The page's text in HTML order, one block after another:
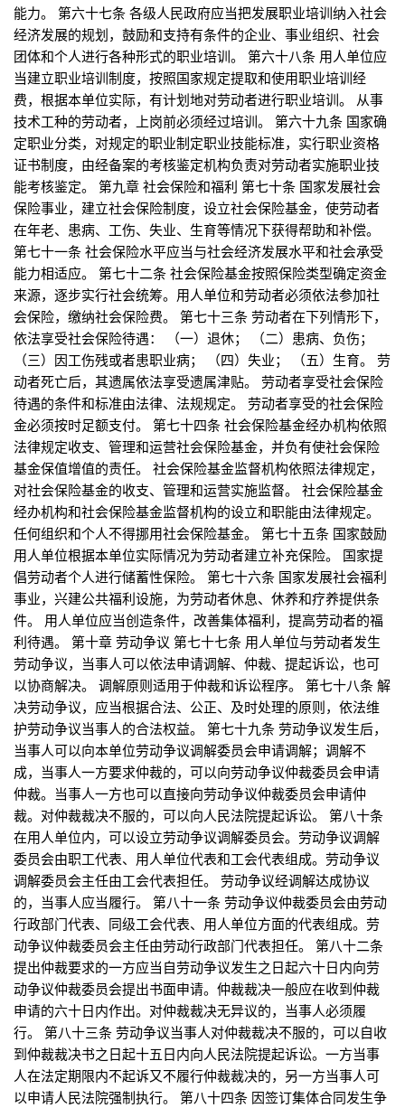
能力。 第六十七条 各级人民政府应当把发展职业培训纳入社会
经济发展的规划，鼓励和支持有条件的企业、事业组织、社会
团体和个人进行各种形式的职业培训。 第六十八条 用人单位应
当建立职业培训制度，按照国家规定提取和使用职业培训经
费，根据本单位实际，有计划地对劳动者进行职业培训。 从事
技术工种的劳动者，上岗前必须经过培训。 第六十九条 国家确
定职业分类，对规定的职业制定职业技能标准，实行职业资格
证书制度，由经备案的考核鉴定机构负责对劳动者实施职业技
能考核鉴定。 第九章 社会保险和福利 第七十条 国家发展社会
保险事业，建立社会保险制度，设立社会保险基金，使劳动者
在年老、患病、工伤、失业、生育等情况下获得帮助和补偿。
第七十一条 社会保险水平应当与社会经济发展水平和社会承受
能力相适应。 第七十二条 社会保险基金按照保险类型确定资金
来源，逐步实行社会统筹。用人单位和劳动者必须依法参加社
会保险，缴纳社会保险费。 第七十三条 劳动者在下列情形下，
依法享受社会保险待遇： （一）退休； （二）患病、负伤；
（三）因工伤残或者患职业病； （四）失业； （五）生育。 劳
动者死亡后，其遗属依法享受遗属津贴。 劳动者享受社会保险
待遇的条件和标准由法律、法规规定。 劳动者享受的社会保险
金必须按时足额支付。 第七十四条 社会保险基金经办机构依照
法律规定收支、管理和运营社会保险基金，并负有使社会保险
基金保值增值的责任。 社会保险基金监督机构依照法律规定，
对社会保险基金的收支、管理和运营实施监督。 社会保险基金
经办机构和社会保险基金监督机构的设立和职能由法律规定。
任何组织和个人不得挪用社会保险基金。 第七十五条 国家鼓励
用人单位根据本单位实际情况为劳动者建立补充保险。 国家提
倡劳动者个人进行储蓄性保险。 第七十六条 国家发展社会福利
事业，兴建公共福利设施，为劳动者休息、休养和疗养提供条
件。 用人单位应当创造条件，改善集体福利，提高劳动者的福
利待遇。 第十章 劳动争议 第七十七条 用人单位与劳动者发生
劳动争议，当事人可以依法申请调解、仲裁、提起诉讼，也可
以协商解决。 调解原则适用于仲裁和诉讼程序。 第七十八条 解
决劳动争议，应当根据合法、公正、及时处理的原则，依法维
护劳动争议当事人的合法权益。 第七十九条 劳动争议发生后，
当事人可以向本单位劳动争议调解委员会申请调解；调解不
成，当事人一方要求仲裁的，可以向劳动争议仲裁委员会申请
仲裁。当事人一方也可以直接向劳动争议仲裁委员会申请仲
裁。对仲裁裁决不服的，可以向人民法院提起诉讼。 第八十条
在用人单位内，可以设立劳动争议调解委员会。劳动争议调解
委员会由职工代表、用人单位代表和工会代表组成。劳动争议
调解委员会主任由工会代表担任。 劳动争议经调解达成协议
的，当事人应当履行。 第八十一条 劳动争议仲裁委员会由劳动
行政部门代表、同级工会代表、用人单位方面的代表组成。劳
动争议仲裁委员会主任由劳动行政部门代表担任。 第八十二条
提出仲裁要求的一方应当自劳动争议发生之日起六十日内向劳
动争议仲裁委员会提出书面申请。仲裁裁决一般应在收到仲裁
申请的六十日内作出。对仲裁裁决无异议的，当事人必须履
行。 第八十三条 劳动争议当事人对仲裁裁决不服的，可以自收
到仲裁裁决书之日起十五日内向人民法院提起诉讼。一方当事
人在法定期限内不起诉又不履行仲裁裁决的，另一方当事人可
以申请人民法院强制执行。 第八十四条 因签订集体合同发生争